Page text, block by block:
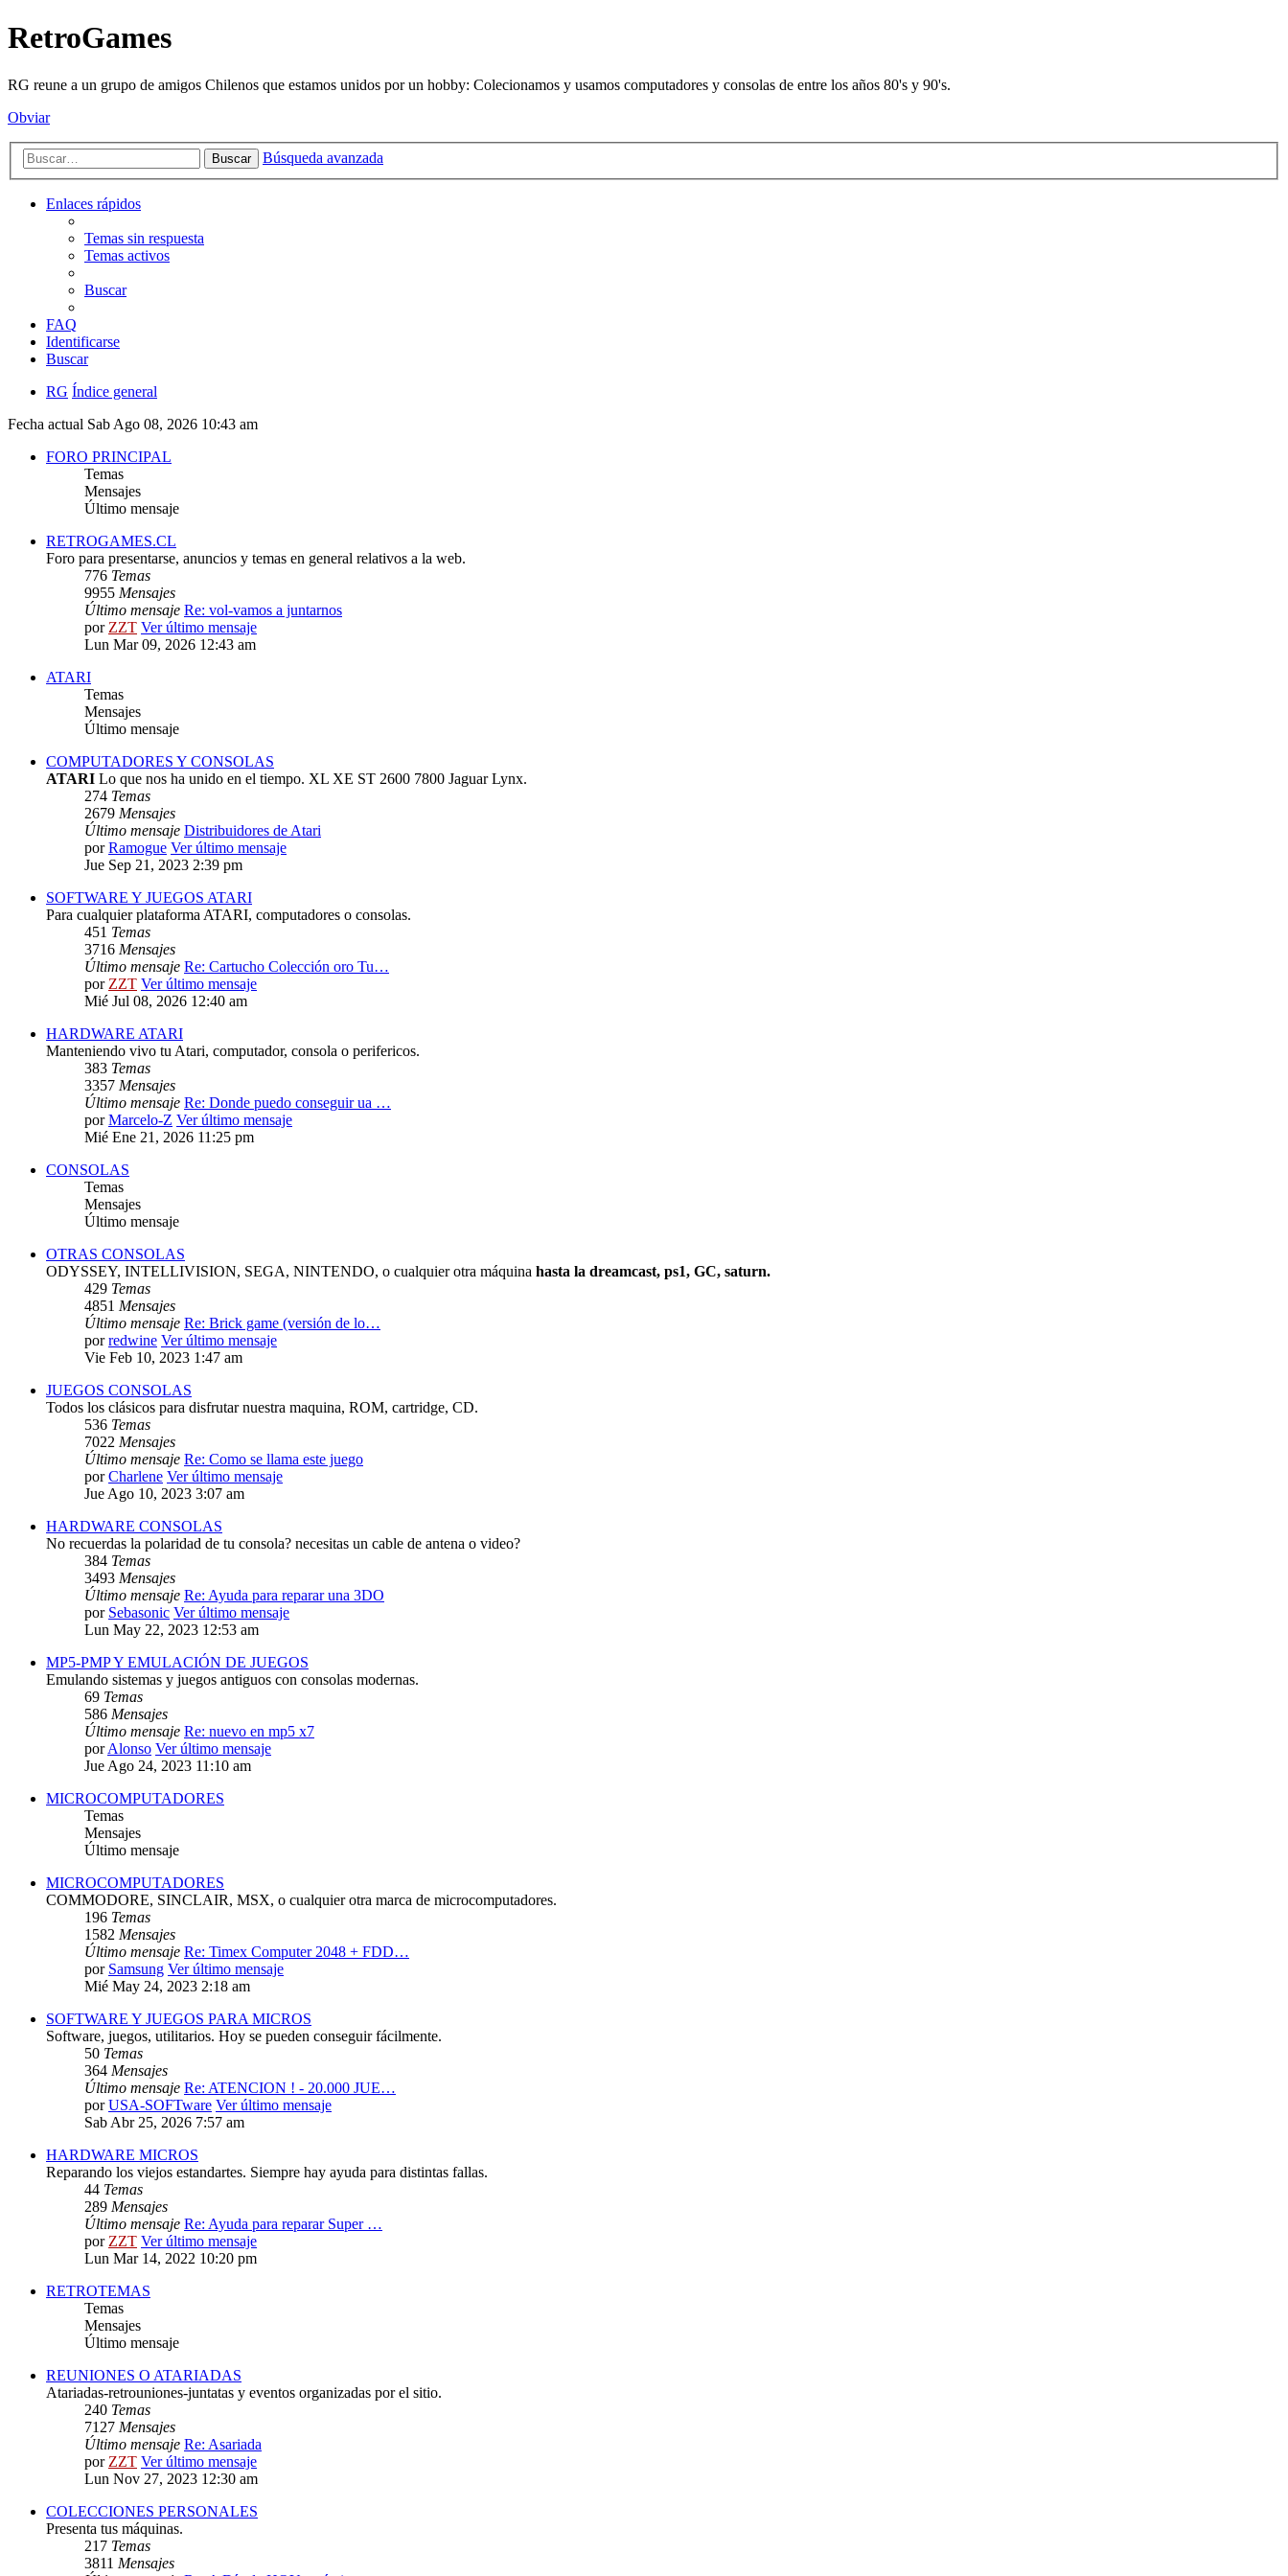
RetroGames
RG reune a un grupo de amigos Chilenos que estamos unidos por un hobby: Colecionamos y usamos computadores y consolas de entre los años 80's y 90's.
Obviar
Buscar Búsqueda avanzada
Enlaces rápidos
Temas sin respuesta
Temas activos
Buscar
FAQ
Identificarse
Buscar
RG Índice general
Fecha actual Sab Ago 08, 2026 10:43 am
FORO PRINCIPAL
Temas
Mensajes
Último mensaje
RETROGAMES.CL
Foro para presentarse, anuncios y temas en general relativos a la web.
776 Temas
9955 Mensajes
Último mensaje Re: vol-vamos a juntarnos
porZZT Ver último mensaje
Lun Mar 09, 2026 12:43 am
ATARI
Temas
Mensajes
Último mensaje
COMPUTADORES Y CONSOLAS
ATARI Lo que nos ha unido en el tiempo. XL XE ST 2600 7800 Jaguar Lynx.
274 Temas
2679 Mensajes
Último mensaje Distribuidores de Atari
porRamogue Ver último mensaje
Jue Sep 21, 2023 2:39 pm
SOFTWARE Y JUEGOS ATARI
Para cualquier plataforma ATARI, computadores o consolas.
451 Temas
3716 Mensajes
Último mensaje Re: Cartucho Colección oro Tu…
porZZT Ver último mensaje
Mié Jul 08, 2026 12:40 am
HARDWARE ATARI
Manteniendo vivo tu Atari, computador, consola o perifericos.
383 Temas
3357 Mensajes
Último mensaje Re: Donde puedo conseguir ua …
porMarcelo-Z Ver último mensaje
Mié Ene 21, 2026 11:25 pm
CONSOLAS
Temas
Mensajes
Último mensaje
OTRAS CONSOLAS
ODYSSEY, INTELLIVISION, SEGA, NINTENDO, o cualquier otra máquina hasta la dreamcast, ps1, GC, saturn.
429 Temas
4851 Mensajes
Último mensaje Re: Brick game (versión de lo…
porredwine Ver último mensaje
Vie Feb 10, 2023 1:47 am
JUEGOS CONSOLAS
Todos los clásicos para disfrutar nuestra maquina, ROM, cartridge, CD.
536 Temas
7022 Mensajes
Último mensaje Re: Como se llama este juego
porCharlene Ver último mensaje
Jue Ago 10, 2023 3:07 am
HARDWARE CONSOLAS
No recuerdas la polaridad de tu consola? necesitas un cable de antena o video?
384 Temas
3493 Mensajes
Último mensaje Re: Ayuda para reparar una 3DO
por Sebasonic Ver último mensaje
Lun May 22, 2023 12:53 am
MP5-PMP Y EMULACIÓN DE JUEGOS
Emulando sistemas y juegos antiguos con consolas modernas.
69 Temas
586 Mensajes
Último mensaje Re: nuevo en mp5 x7
porAlonso Ver último mensaje
Jue Ago 24, 2023 11:10 am
MICROCOMPUTADORES
Temas
Mensajes
Último mensaje
MICROCOMPUTADORES
COMMODORE, SINCLAIR, MSX, o cualquier otra marca de microcomputadores.
196 Temas
1582 Mensajes
Último mensaje Re: Timex Computer 2048 + FDD…
por Samsung Ver último mensaje
Mié May 24, 2023 2:18 am
SOFTWARE Y JUEGOS PARA MICROS
Software, juegos, utilitarios. Hoy se pueden conseguir fácilmente.
50 Temas
364 Mensajes
Último mensaje Re: ATENCION ! - 20.000 JUE…
porUSA-SOFTware Ver último mensaje
Sab Abr 25, 2026 7:57 am
HARDWARE MICROS
Reparando los viejos estandartes. Siempre hay ayuda para distintas fallas.
44 Temas
289 Mensajes
Último mensaje Re: Ayuda para reparar Super …
porZZT Ver último mensaje
Lun Mar 14, 2022 10:20 pm
RETROTEMAS
Temas
Mensajes
Último mensaje
REUNIONES O ATARIADAS
Atariadas-retrouniones-juntatas y eventos organizadas por el sitio.
240 Temas
7127 Mensajes
Último mensaje Re: Asariada
porZZT Ver último mensaje
Lun Nov 27, 2023 12:30 am
COLECCIONES PERSONALES
Presenta tus máquinas.
217 Temas
3811 Mensajes